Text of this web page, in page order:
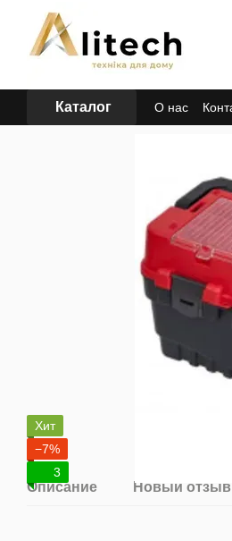
Перейти к основному контенту
Каталог О нас
Хит
−7%
3
Описание Новый